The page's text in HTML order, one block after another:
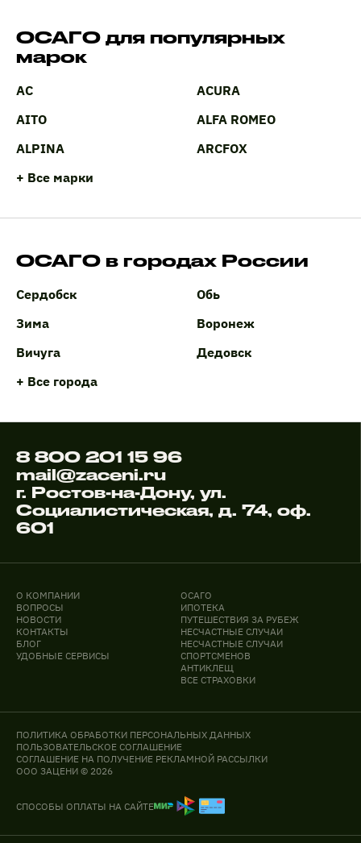
ОСАГО для популярных
марок
AC
ACURA
AITO
ALFA ROMEO
ALPINA
ARCFOX
+ Все марки
ОСАГО в городах России
Сердобск
Обь
Зима
Воронеж
Вичуга
Дедовск
+ Все города
8 800 201 15 96
mail@zaceni.ru
г. Ростов-на-Дону, ул.
Социалистическая, д. 74, оф.
601
О КОМПАНИИ
ВОПРОСЫ
НОВОСТИ
КОНТАКТЫ
БЛОГ
УДОБНЫЕ СЕРВИСЫ
ОСАГО
ИПОТЕКА
ПУТЕШЕСТВИЯ ЗА РУБЕЖ
НЕСЧАСТНЫЕ СЛУЧАИ
НЕСЧАСТНЫЕ СЛУЧАИ
СПОРТСМЕНОВ
АНТИКЛЕЩ
ВСЕ СТРАХОВКИ
ПОЛИТИКА ОБРАБОТКИ ПЕРСОНАЛЬНЫХ ДАННЫХ
ПОЛЬЗОВАТЕЛЬСКОЕ СОГЛАШЕНИЕ
СОГЛАШЕНИЕ НА ПОЛУЧЕНИЕ РЕКЛАМНОЙ РАССЫЛКИ
ООО ЗАЦЕНИ © 2026
СПОСОБЫ ОПЛАТЫ НА САЙТЕ